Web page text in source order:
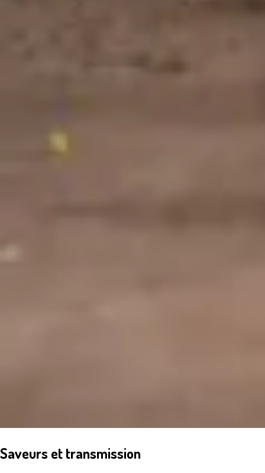
Saveurs et transmission